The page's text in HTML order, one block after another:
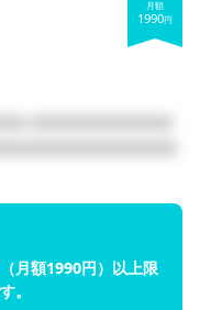
月額
1990円
月額1990円）以上限
。